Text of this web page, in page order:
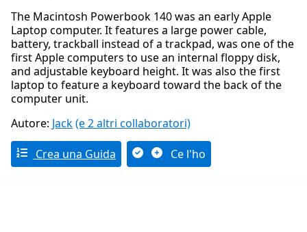
The Macintosh Powerbook 140 was an early Apple
Laptop computer. It features a large power cable,
battery, trackball instead of a trackpad, was one of the
first Apple computers to use an internal floppy disk,
and adjustable keyboard height. It was also the first
laptop to feature a keyboard toward the back of the
computer unit.
Autore: Jack(e 2 altri collaboratori)
Crea una Guida Ce l'ho